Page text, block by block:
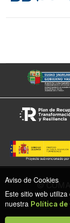
©
Aviso de Cookies
Este sitio web
nuestra Política de